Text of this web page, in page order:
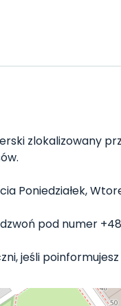
zlokalizowany
Poniedziałek,
pod numer
jeśli